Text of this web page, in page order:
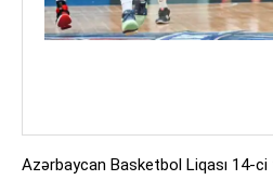
Azərbaycan Basketbol Liqası 14-